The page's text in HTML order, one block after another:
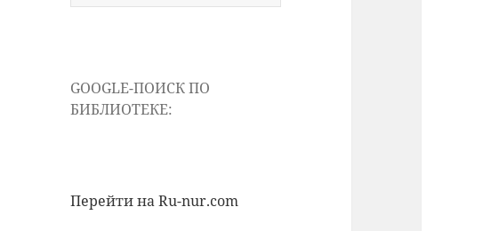
GOOGLE-ПОИСК ПО
БИБЛИОТЕКЕ:
Перейти на Ru-nur.com